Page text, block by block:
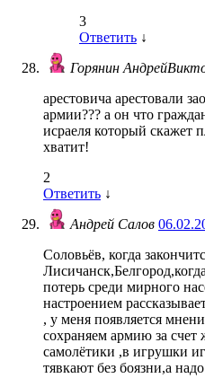
3
Ответить ↓
Горянин
арестовича арестовали
армии??? а он что
исраеля который
хватит!
2
Ответить ↓
Андрей Салов
Соловьёв, когда
потерь среди мирного
настроением
, у меня появляется
сохраняем армию за
самолётики ,в игрушки
тявкают без боязни,а